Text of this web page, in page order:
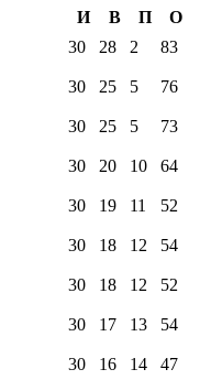
И В П
О
30 28 2 83
30 25 5 76
30 25 5 73
30 20 10 64
30 19 11 52
30 18 12 54
30 18 12 52
30 17 13 54
30 16 14 47